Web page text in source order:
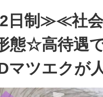
制≫≪社
態☆高待遇
ツエクが